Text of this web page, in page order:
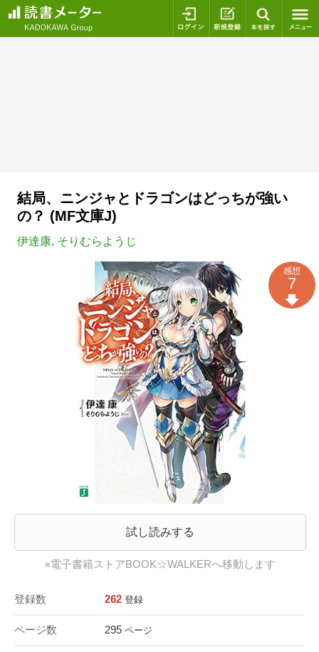
ログイン 新規登録
結局、ニンジャとドラゴンはどっちが強い
の？ (MF文庫J)
伊達康, そりむらようじ
試し読みする
※電子書籍ストアBOOK☆WALKERへ移動します
登録数 262 登録
ページ数 295 ページ
感想
7